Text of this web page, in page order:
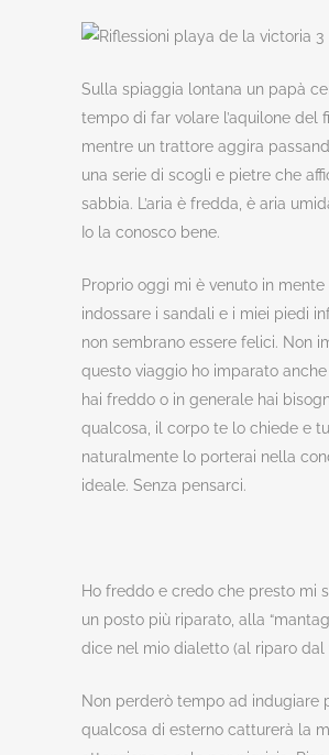
Sulla spiaggia lontana un papà
tempo di far volare l’aquilone del
mentre un trattore aggira
una serie di scogli e pietre che
sabbia. L’aria è fredda, è aria
Io la conosco bene.
Proprio oggi mi è venuto in mente
indossare i sandali e i miei piedi
non sembrano essere felici. Non
questo viaggio ho imparato
hai freddo o in generale hai
qualcosa, il corpo te lo chiede e tu
naturalmente lo porterai nella
ideale. Senza pensarci.
Ho freddo e credo che presto mi
un posto più riparato, alla
dice nel mio dialetto (al riparo dal
Non perderò tempo ad indugiare
qualcosa di esterno catturerà la